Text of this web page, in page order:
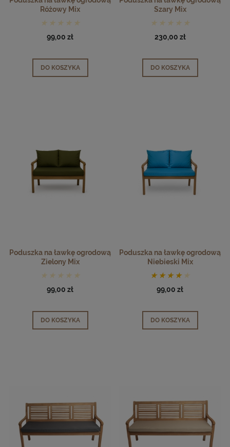
Różowy Mix
99,00 zł
DO KOSZYKA
Szary Mix
230,00 zł
DO KOSZYKA
Poduszka na ławkę ogrodową
Zielony Mix
99,00 zł
DO KOSZYKA
Poduszka na ławkę ogrodową
Niebieski Mix
99,00 zł
DO KOSZYKA